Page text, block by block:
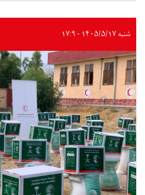
افغاني
سرې
په
قلبي
روغتون
کې
د
۲۸
ماشومانو
د
زړه
عملیاتونه
ترسره
شوي
شنبه ۱۴۰۵/۵/۱۷ - ۱۷:۹